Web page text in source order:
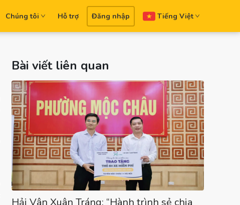
Chúng tôi Hỗ trợ Đăng nhập Tiếng Việt
Bài viết liên quan
Hải Vân Xuân Tráng: “Hành trình sẻ chia